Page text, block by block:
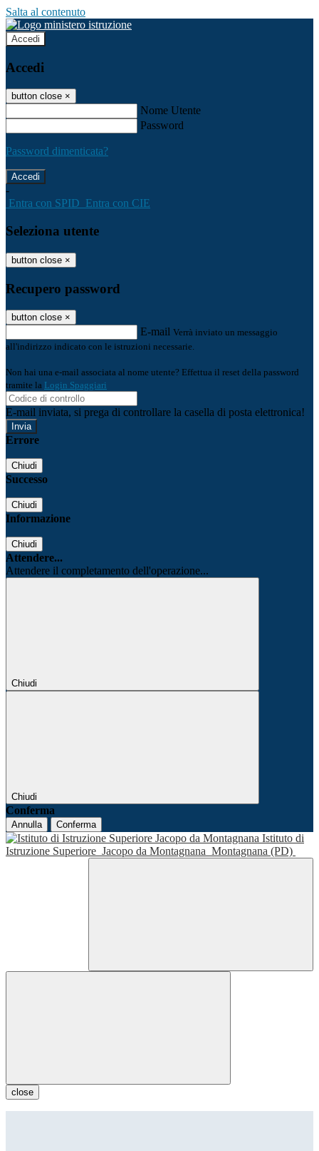
Salta al contenuto
Accedi
Accedi
button close ×
Nome Utente
Password
Password dimenticata?
-
Entra con SPID Entra con CIE
Seleziona utente
button close ×
Recupero password
button close ×
E-mail Verrà inviato un messaggio
all'indirizzo indicato con le istruzioni necessarie.
Non hai una e-mail associata al nome utente? Effettua il reset della password
tramite la Login Spaggiari
E-mail inviata, si prega di controllare la casella di posta elettronica!
Errore
Chiudi
Successo
Chiudi
Informazione
Chiudi
Attendere...
Attendere il completamento dell'operazione...
Chiudi
Chiudi
Conferma
Annulla Conferma
Istituto di
Istruzione Superiore Jacopo da Montagnana Montagnana (PD)
close